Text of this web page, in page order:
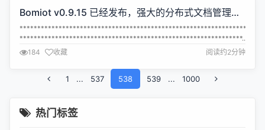
【pdfbox模块】优化...
Bomiot v0.9.15 已经发布，强大的分布式文档管理框
架 & 全栈开发平台
***************************************************************...
184 收藏 阅读约2分钟
1 ... 537 538 539 ... 1000
热门标签